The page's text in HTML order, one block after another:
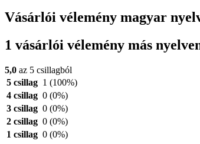
Vásárlói vélemény magyar
1 vásárlói vélemény más
5,0 az 5 csillagból
5 csillag 1 (100%)
4 csillag 0 (0%)
3 csillag 0 (0%)
2 csillag 0 (0%)
1 csillag 0 (0%)